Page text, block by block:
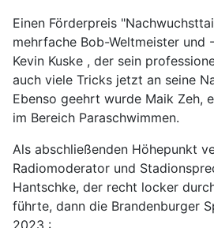
Einen Förderpreis
mehrfache Bob-Weltmeister und
Kevin Kuske , der sein
auch viele Tricks jetzt an seine
Ebenso geehrt wurde Maik Zeh,
im Bereich Paraschwimmen.
Als abschließenden Höhepunkt
Radiomoderator und
Hantschke, der recht locker
führte, dann die Brandenburger
2023 :